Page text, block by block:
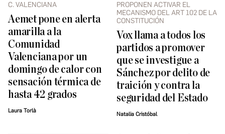
C. VALENCIANA
Aemet pone en alerta
amarilla a la
Comunidad
Valenciana por un
domingo de calor con
sensación térmica de
hasta 42 grados
Laura Torlà
PROPONEN ACTIVAR EL
MECANISMO DEL ART 102 DE LA
CONSTITUCIÓN
Vox llama a todos los
partidos a promover
que se investigue a
Sánchez por delito de
traición y contra la
seguridad del Estado
Natalia Cristóbal